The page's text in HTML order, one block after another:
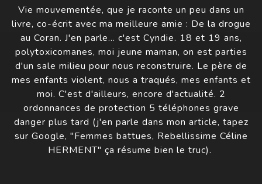
Vie mouvementée, que je raconte un peu dans un
livre, co-écrit avec ma meilleure amie : De la drogue
au Coran. J'en parle… c'est Cyndie. 18 et 19 ans,
polytoxicomanes, moi jeune maman, on est parties
d'un sale milieu pour nous reconstruire. Le père de
mes enfants violent, nous a traqués, mes enfants et
moi. C'est d'ailleurs, encore d'actualité. 2
ordonnances de protection 5 téléphones grave
danger plus tard (j'en parle dans mon article, tapez
sur Google, "Femmes battues, Rebellissime Céline
HERMENT" ça résume bien le truc).